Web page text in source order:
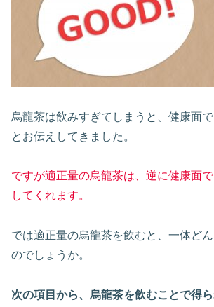
烏龍茶は飲みすぎてしまうと、健康面
とお伝えしてきました。
ですが適正量の烏龍茶は、逆に健康面
してくれます。
では適正量の烏龍茶を飲むと、一体ど
のでしょうか。
次の項目から、烏龍茶を飲むことで得